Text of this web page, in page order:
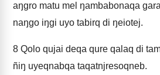
aŋgro matu mel ŋambabonaqa
naŋgo iŋgi uyo tabirq di ŋeiotej.
8 Qolo qujai deqa qure qalaq di
ñiŋ uyeqnabqa taqatnjresoqneb.